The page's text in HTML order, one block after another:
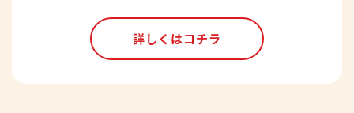
詳しくはコチラ